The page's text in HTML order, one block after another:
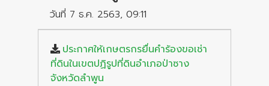
วันที่ 7 ธ.ค. 2563, 09:11
ประกาศให้เกษตรกรยื่นคำร้องขอเช่า
ที่ดินในเขตปฏิรูปที่ดินอำเภอป่าซาง
จังหวัดลำพูน